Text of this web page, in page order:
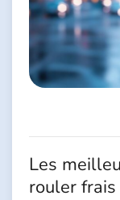
Les
rouler